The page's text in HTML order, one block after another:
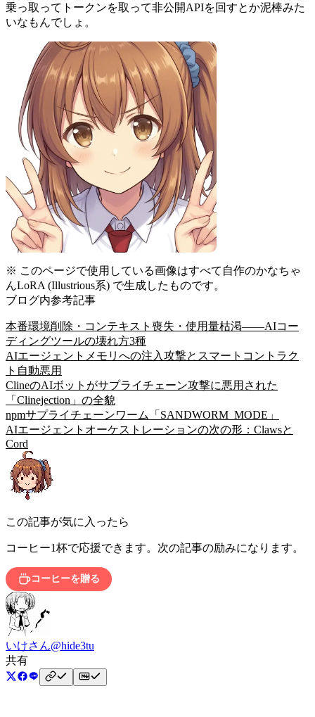
乗っ取ってトークンを取って非公開APIを回すとか泥棒みた
いなもんでしょ。
※ このページで使用している画像はすべて自作のかなちゃ
んLoRA (Illustrious系) で生成したものです。
ブログ内参考記事
本番環境削除・コンテキスト喪失・使用量枯渇——AIコー
ディングツールの壊れ方3種
AIエージェントメモリへの注入攻撃とスマートコントラク
ト自動悪用
ClineのAIボットがサプライチェーン攻撃に悪用された
「Clinejection」の全貌
npmサプライチェーンワーム「SANDWORM_MODE」
AIエージェントオーケストレーションの次の形：Clawsと
Cord
この記事が気に入ったら
コーヒー1杯で応援できます。次の記事の励みになります。
コーヒーを贈る
いけさん@hide3tu
共有